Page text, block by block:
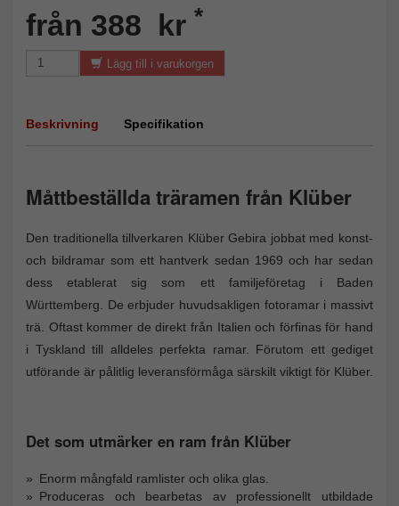
från 388 kr *
Lägg till i varukorgen
Beskrivning Specifikation
Måttbeställda träramen från Klüber
Den traditionella tillverkaren Klüber Gebira jobbat med konst-
och bildramar som ett hantverk sedan 1969 och har sedan
dess etablerat sig som ett familjeföretag i Baden
Württemberg. De erbjuder huvudsakligen fotoramar i massivt
trä. Oftast kommer de direkt från Italien och förfinas för hand
i Tyskland till alldeles perfekta ramar. Förutom ett gediget
utförande är pålitlig leveransförmåga särskilt viktigt för Klüber.
Det som utmärker en ram från Klüber
Enorm mångfald ramlister och olika glas.
Produceras och bearbetas av professionellt utbildade